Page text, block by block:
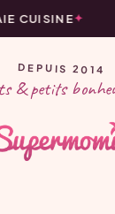
CUISINE
DEPUIS 2014
& petits